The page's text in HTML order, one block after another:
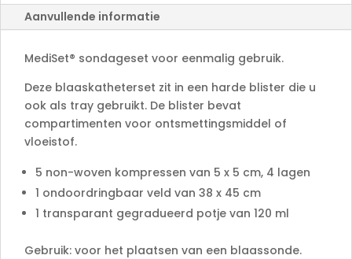
e
:
Aanvullende informatie
MediSet® sondageset voor eenmalig gebruik.
Deze blaaskatheterset zit in een harde blister die u
ook als tray gebruikt. De blister bevat
compartimenten voor ontsmettingsmiddel of
vloeistof.
5 non-woven kompressen van 5 x 5 cm, 4 lagen
1 ondoordringbaar veld van 38 x 45 cm
1 transparant gegradueerd potje van 120 ml
Gebruik: voor het plaatsen van een blaassonde.